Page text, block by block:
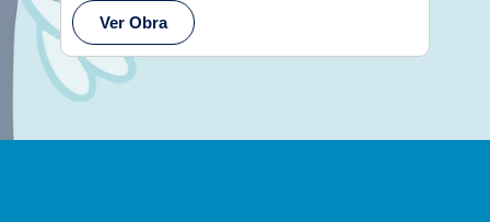
Ver Obra